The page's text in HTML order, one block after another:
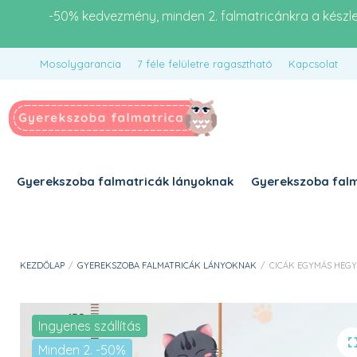
-50% kedvezmény, minden 2. falmatricánkra a
Mosolygarancia 7 féle felületre ragasztható Kapcsolat
Gyerekszoba falmatricák lányoknak Gyerekszoba
KEZDŐLAP / GYEREKSZOBA FALMATRICÁK LÁNYOKNAK / CICÁK EGYMÁS
Minden 2. -50%
Ingyenes szállítás